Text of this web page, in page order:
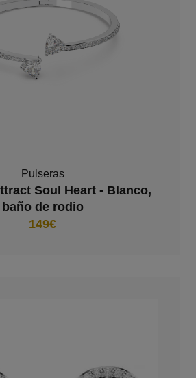
Pulseras
Soul Heart - Blanco,
baño de rodio
149€